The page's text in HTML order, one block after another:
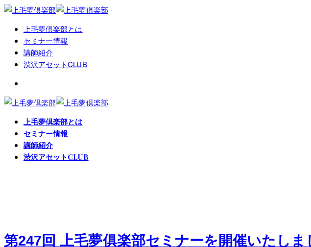
上毛夢倶楽部とは
セミナー情報
講師紹介
渋沢アセットCLUB
上毛夢倶楽部とは
セミナー情報
講師紹介
渋沢アセットCLUB
第247回 上毛夢俱楽部セミナーを開催いたしま